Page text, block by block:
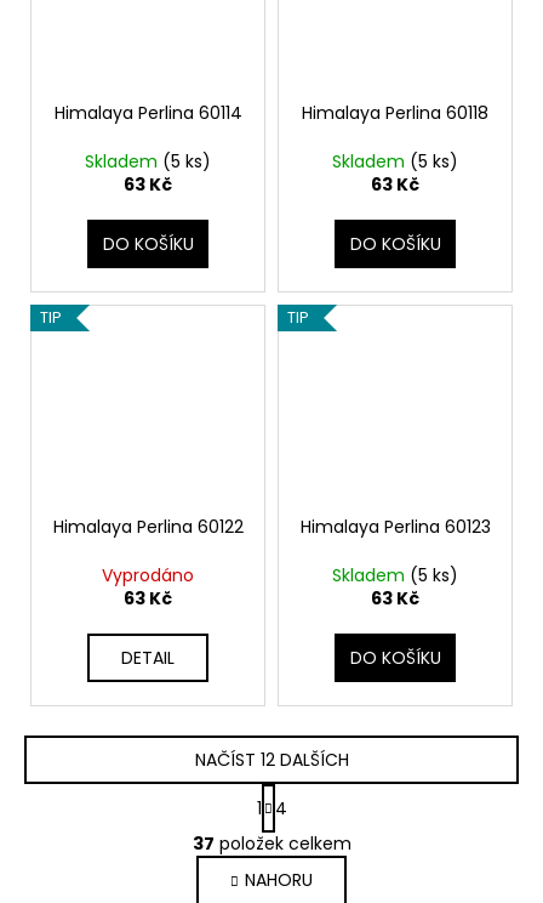
Himalaya Perlina 60114
Skladem (5 ks)
63 Kč
DO KOŠÍKU
Himalaya Perlina 60118
Skladem (5 ks)
63 Kč
DO KOŠÍKU
TIP
Himalaya Perlina 60122
Vyprodáno
63 Kč
DETAIL
TIP
Himalaya Perlina 60123
Skladem (5 ks)
63 Kč
DO KOŠÍKU
O
v
l
NAČÍST 12 DALŠÍCH
S
t
r
á
n
1
4
37 položek celkem
NAHORU